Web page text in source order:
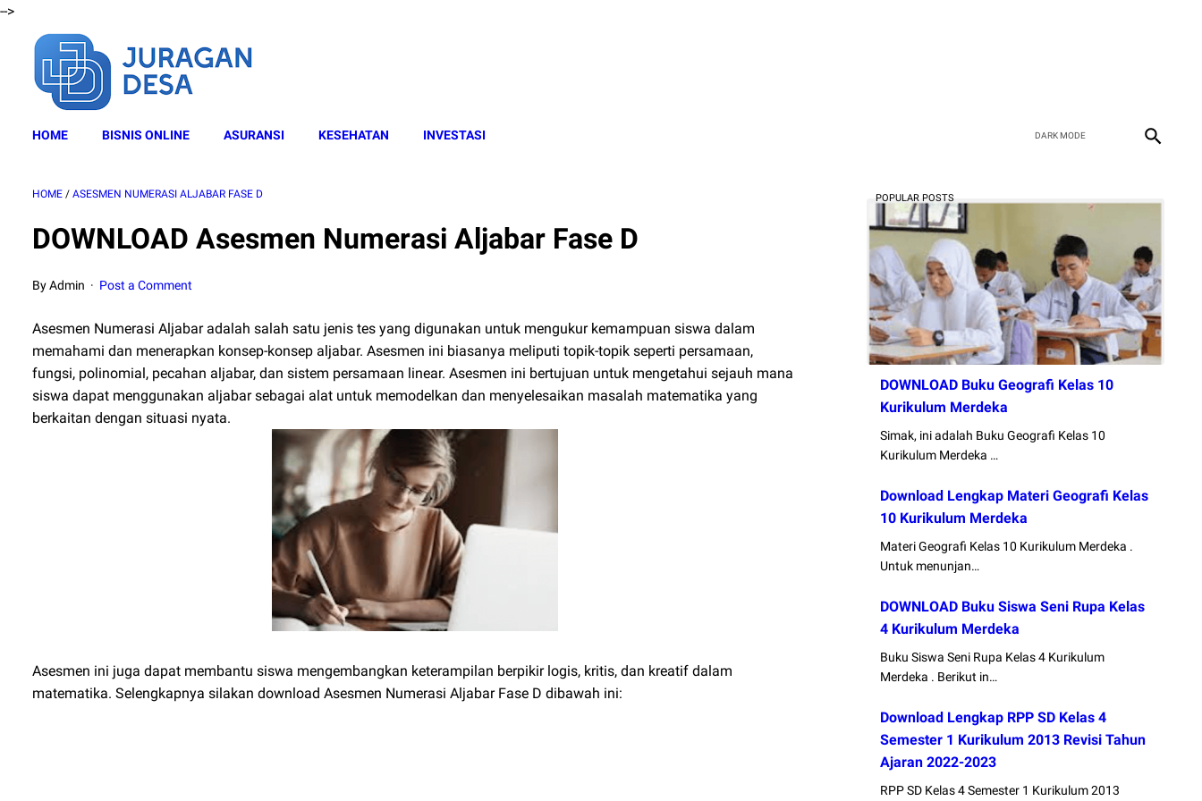
-->
HOME BISNIS ONLINE ASURANSI KESEHATAN INVESTASI
HOME / ASESMEN NUMERASI ALJABAR FASE D
DOWNLOAD Asesmen Numerasi Aljabar Fase D
By Admin Post a Comment
Asesmen Numerasi Aljabar adalah salah satu jenis tes yang digunakan untuk mengukur kemampuan siswa dalam
memahami dan menerapkan konsep-konsep aljabar. Asesmen ini biasanya meliputi topik-topik seperti persamaan,
fungsi, polinomial, pecahan aljabar, dan sistem persamaan linear. Asesmen ini bertujuan untuk mengetahui sejauh mana
siswa dapat menggunakan aljabar sebagai alat untuk memodelkan dan menyelesaikan masalah matematika yang
berkaitan dengan situasi nyata.
Asesmen ini juga dapat membantu siswa mengembangkan keterampilan berpikir logis, kritis, dan kreatif dalam
matematika. Selengkapnya silakan download Asesmen Numerasi Aljabar Fase D dibawah ini:
POPULAR POSTS
DOWNLOAD Buku Geografi Kelas 10
Kurikulum Merdeka
Simak, ini adalah Buku Geografi Kelas 10
Kurikulum Merdeka …
Download Lengkap Materi Geografi Kelas
10 Kurikulum Merdeka
Materi Geografi Kelas 10 Kurikulum Merdeka .
Untuk menunjan…
DOWNLOAD Buku Siswa Seni Rupa Kelas
4 Kurikulum Merdeka
Buku Siswa Seni Rupa Kelas 4 Kurikulum
Merdeka . Berikut in…
Download Lengkap RPP SD Kelas 4
Semester 1 Kurikulum 2013 Revisi Tahun
Ajaran 2022-2023
RPP SD Kelas 4 Semester 1 Kurikulum 2013